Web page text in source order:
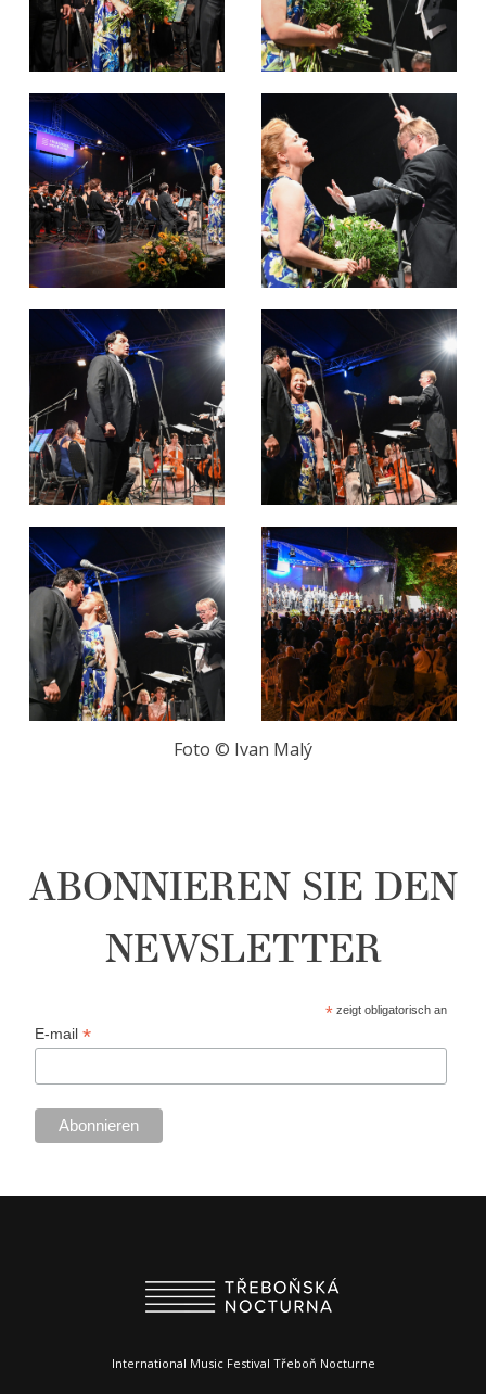
Foto ©️️ Ivan Malý
ABONNIEREN SIE DEN
NEWSLETTER
* zeigt obligatorisch an
E-mail*
International Music Festival Třeboň Nocturne